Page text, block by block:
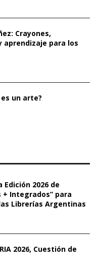
Crayones,
aprendizaje para los
un arte?
Edición 2026 de
+ Integrados” para
Librerías Argentinas
2026, Cuestión de